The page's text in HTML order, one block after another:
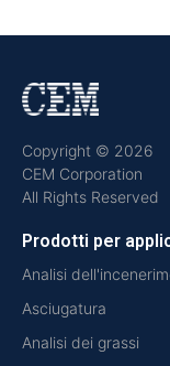
Copyright © 2026
CEM Corporation
All Rights Reserved
Prodotti per
Analisi
Asciugatura
Analisi dei grassi